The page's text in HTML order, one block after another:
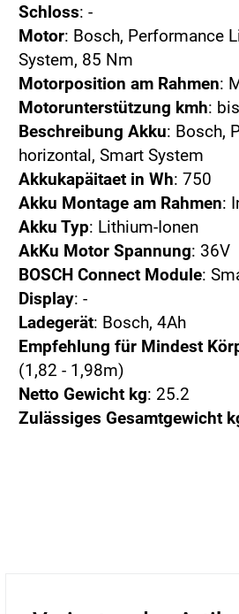
Schloss: -
Motor: Bosch, Performance
System, 85 Nm
Motorposition am Rahmen:
Motorunterstützung kmh:
Beschreibung Akku: Bosch,
horizontal, Smart System
Akkukapäitaet in Wh: 750
Akku Montage am Rahmen:
Akku Typ: Lithium-Ionen
AkKu Motor Spannung: 36V
BOSCH Connect Module:
Display: -
Ladegerät: Bosch, 4Ah
Empfehlung für Mindest
(1,82 - 1,98m)
Netto Gewicht kg: 25.2
Zulässiges Gesamtgewicht